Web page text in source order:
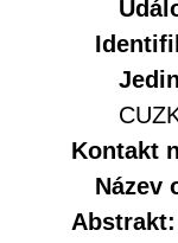
Kontakt
Název
Abstrakt: